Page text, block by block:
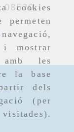
cookies
mostrar
amb les
la base
dels
(per
08520,